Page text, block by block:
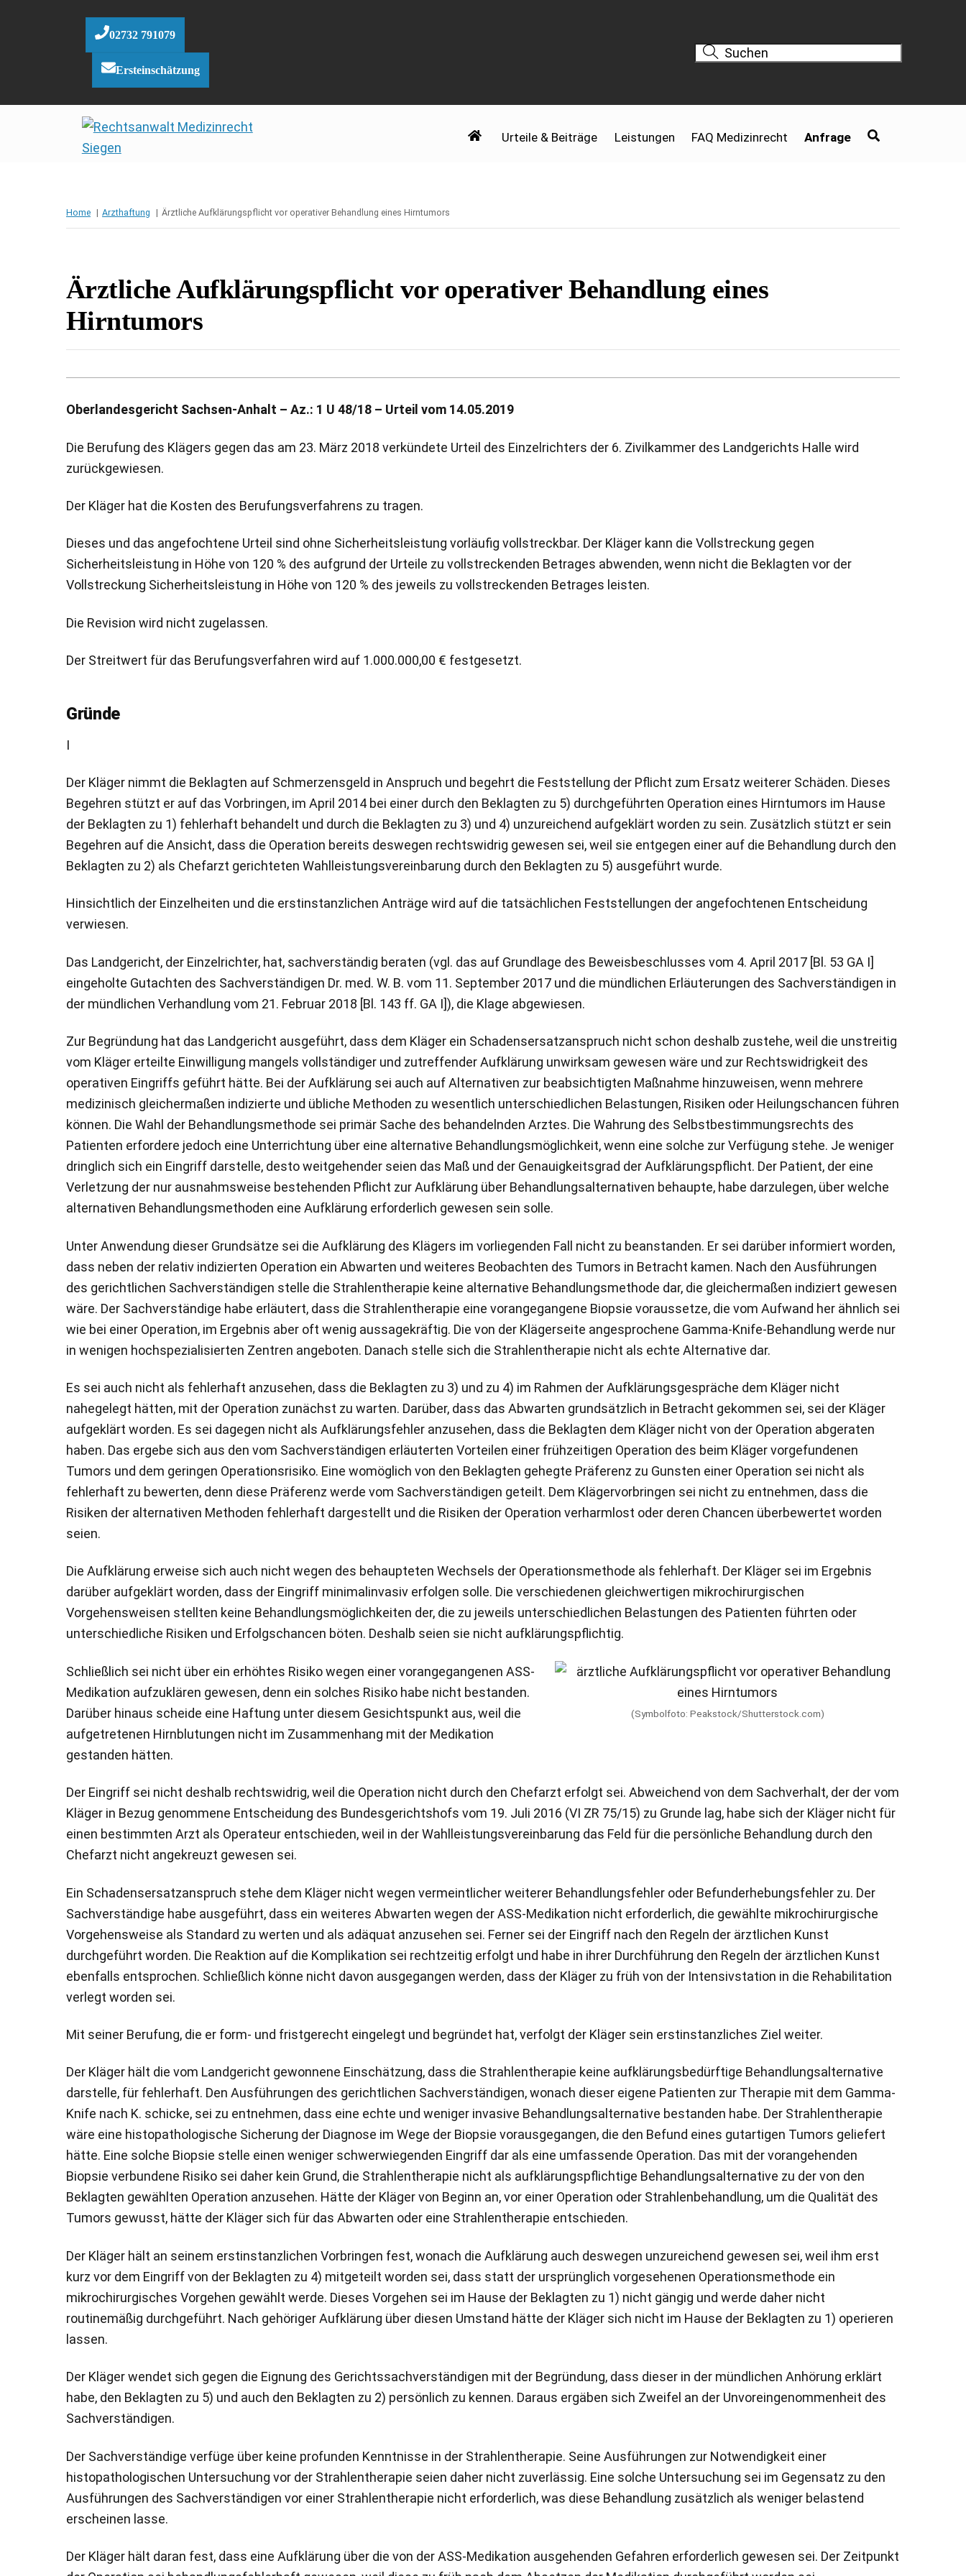
02732 791079
Ersteinschätzung
Urteile & Beiträge Leistungen FAQ Medizinrecht Anfrage
Home Arzthaftung Ärztliche Aufklärungspflicht vor operativer Behandlung eines Hirntumors
Ärztliche Aufklärungspflicht vor operativer Behandlung eines
Hirntumors
Oberlandesgericht Sachsen-Anhalt – Az.: 1 U 48/18 – Urteil vom 14.05.2019
Die Berufung des Klägers gegen das am 23. März 2018 verkündete Urteil des Einzelrichters der 6. Zivilkammer des Landgerichts Halle wird
zurückgewiesen.
Der Kläger hat die Kosten des Berufungsverfahrens zu tragen.
Dieses und das angefochtene Urteil sind ohne Sicherheitsleistung vorläufig vollstreckbar. Der Kläger kann die Vollstreckung gegen
Sicherheitsleistung in Höhe von 120 % des aufgrund der Urteile zu vollstreckenden Betrages abwenden, wenn nicht die Beklagten vor der
Vollstreckung Sicherheitsleistung in Höhe von 120 % des jeweils zu vollstreckenden Betrages leisten.
Die Revision wird nicht zugelassen.
Der Streitwert für das Berufungsverfahren wird auf 1.000.000,00 € festgesetzt.
Gründe
I
Der Kläger nimmt die Beklagten auf Schmerzensgeld in Anspruch und begehrt die Feststellung der Pflicht zum Ersatz weiterer Schäden. Dieses
Begehren stützt er auf das Vorbringen, im April 2014 bei einer durch den Beklagten zu 5) durchgeführten Operation eines Hirntumors im Hause
der Beklagten zu 1) fehlerhaft behandelt und durch die Beklagten zu 3) und 4) unzureichend aufgeklärt worden zu sein. Zusätzlich stützt er sein
Begehren auf die Ansicht, dass die Operation bereits deswegen rechtswidrig gewesen sei, weil sie entgegen einer auf die Behandlung durch den
Beklagten zu 2) als Chefarzt gerichteten Wahlleistungsvereinbarung durch den Beklagten zu 5) ausgeführt wurde.
Hinsichtlich der Einzelheiten und die erstinstanzlichen Anträge wird auf die tatsächlichen Feststellungen der angefochtenen Entscheidung
verwiesen.
Das Landgericht, der Einzelrichter, hat, sachverständig beraten (vgl. das auf Grundlage des Beweisbeschlusses vom 4. April 2017 [Bl. 53 GA I]
eingeholte Gutachten des Sachverständigen Dr. med. W. B. vom 11. September 2017 und die mündlichen Erläuterungen des Sachverständigen in
der mündlichen Verhandlung vom 21. Februar 2018 [Bl. 143 ff. GA I]), die Klage abgewiesen.
Zur Begründung hat das Landgericht ausgeführt, dass dem Kläger ein Schadensersatzanspruch nicht schon deshalb zustehe, weil die unstreitig
vom Kläger erteilte Einwilligung mangels vollständiger und zutreffender Aufklärung unwirksam gewesen wäre und zur Rechtswidrigkeit des
operativen Eingriffs geführt hätte. Bei der Aufklärung sei auch auf Alternativen zur beabsichtigten Maßnahme hinzuweisen, wenn mehrere
medizinisch gleichermaßen indizierte und übliche Methoden zu wesentlich unterschiedlichen Belastungen, Risiken oder Heilungschancen führen
können. Die Wahl der Behandlungsmethode sei primär Sache des behandelnden Arztes. Die Wahrung des Selbstbestimmungsrechts des
Patienten erfordere jedoch eine Unterrichtung über eine alternative Behandlungsmöglichkeit, wenn eine solche zur Verfügung stehe. Je weniger
dringlich sich ein Eingriff darstelle, desto weitgehender seien das Maß und der Genauigkeitsgrad der Aufklärungspflicht. Der Patient, der eine
Verletzung der nur ausnahmsweise bestehenden Pflicht zur Aufklärung über Behandlungsalternativen behaupte, habe darzulegen, über welche
alternativen Behandlungsmethoden eine Aufklärung erforderlich gewesen sein solle.
Unter Anwendung dieser Grundsätze sei die Aufklärung des Klägers im vorliegenden Fall nicht zu beanstanden. Er sei darüber informiert worden,
dass neben der relativ indizierten Operation ein Abwarten und weiteres Beobachten des Tumors in Betracht kamen. Nach den Ausführungen
des gerichtlichen Sachverständigen stelle die Strahlentherapie keine alternative Behandlungsmethode dar, die gleichermaßen indiziert gewesen
wäre. Der Sachverständige habe erläutert, dass die Strahlentherapie eine vorangegangene Biopsie voraussetze, die vom Aufwand her ähnlich sei
wie bei einer Operation, im Ergebnis aber oft wenig aussagekräftig. Die von der Klägerseite angesprochene Gamma-Knife-Behandlung werde nur
in wenigen hochspezialisierten Zentren angeboten. Danach stelle sich die Strahlentherapie nicht als echte Alternative dar.
Es sei auch nicht als fehlerhaft anzusehen, dass die Beklagten zu 3) und zu 4) im Rahmen der Aufklärungsgespräche dem Kläger nicht
nahegelegt hätten, mit der Operation zunächst zu warten. Darüber, dass das Abwarten grundsätzlich in Betracht gekommen sei, sei der Kläger
aufgeklärt worden. Es sei dagegen nicht als Aufklärungsfehler anzusehen, dass die Beklagten dem Kläger nicht von der Operation abgeraten
haben. Das ergebe sich aus den vom Sachverständigen erläuterten Vorteilen einer frühzeitigen Operation des beim Kläger vorgefundenen
Tumors und dem geringen Operationsrisiko. Eine womöglich von den Beklagten gehegte Präferenz zu Gunsten einer Operation sei nicht als
fehlerhaft zu bewerten, denn diese Präferenz werde vom Sachverständigen geteilt. Dem Klägervorbringen sei nicht zu entnehmen, dass die
Risiken der alternativen Methoden fehlerhaft dargestellt und die Risiken der Operation verharmlost oder deren Chancen überbewertet worden
seien.
Die Aufklärung erweise sich auch nicht wegen des behaupteten Wechsels der Operationsmethode als fehlerhaft. Der Kläger sei im Ergebnis
darüber aufgeklärt worden, dass der Eingriff minimalinvasiv erfolgen solle. Die verschiedenen gleichwertigen mikrochirurgischen
Vorgehensweisen stellten keine Behandlungsmöglichkeiten der, die zu jeweils unterschiedlichen Belastungen des Patienten führten oder
unterschiedliche Risiken und Erfolgschancen böten. Deshalb seien sie nicht aufklärungspflichtig.
(Symbolfoto: Peakstock/Shutterstock.com)
Schließlich sei nicht über ein erhöhtes Risiko wegen einer vorangegangenen ASS-
Medikation aufzuklären gewesen, denn ein solches Risiko habe nicht bestanden.
Darüber hinaus scheide eine Haftung unter diesem Gesichtspunkt aus, weil die
aufgetretenen Hirnblutungen nicht im Zusammenhang mit der Medikation
gestanden hätten.
Der Eingriff sei nicht deshalb rechtswidrig, weil die Operation nicht durch den Chefarzt erfolgt sei. Abweichend von dem Sachverhalt, der der vom
Kläger in Bezug genommene Entscheidung des Bundesgerichtshofs vom 19. Juli 2016 (VI ZR 75/15) zu Grunde lag, habe sich der Kläger nicht für
einen bestimmten Arzt als Operateur entschieden, weil in der Wahlleistungsvereinbarung das Feld für die persönliche Behandlung durch den
Chefarzt nicht angekreuzt gewesen sei.
Ein Schadensersatzanspruch stehe dem Kläger nicht wegen vermeintlicher weiterer Behandlungsfehler oder Befunderhebungsfehler zu. Der
Sachverständige habe ausgeführt, dass ein weiteres Abwarten wegen der ASS-Medikation nicht erforderlich, die gewählte mikrochirurgische
Vorgehensweise als Standard zu werten und als adäquat anzusehen sei. Ferner sei der Eingriff nach den Regeln der ärztlichen Kunst
durchgeführt worden. Die Reaktion auf die Komplikation sei rechtzeitig erfolgt und habe in ihrer Durchführung den Regeln der ärztlichen Kunst
ebenfalls entsprochen. Schließlich könne nicht davon ausgegangen werden, dass der Kläger zu früh von der Intensivstation in die Rehabilitation
verlegt worden sei.
Mit seiner Berufung, die er form- und fristgerecht eingelegt und begründet hat, verfolgt der Kläger sein erstinstanzliches Ziel weiter.
Der Kläger hält die vom Landgericht gewonnene Einschätzung, dass die Strahlentherapie keine aufklärungsbedürftige Behandlungsalternative
darstelle, für fehlerhaft. Den Ausführungen des gerichtlichen Sachverständigen, wonach dieser eigene Patienten zur Therapie mit dem Gamma-
Knife nach K. schicke, sei zu entnehmen, dass eine echte und weniger invasive Behandlungsalternative bestanden habe. Der Strahlentherapie
wäre eine histopathologische Sicherung der Diagnose im Wege der Biopsie vorausgegangen, die den Befund eines gutartigen Tumors geliefert
hätte. Eine solche Biopsie stelle einen weniger schwerwiegenden Eingriff dar als eine umfassende Operation. Das mit der vorangehenden
Biopsie verbundene Risiko sei daher kein Grund, die Strahlentherapie nicht als aufklärungspflichtige Behandlungsalternative zu der von den
Beklagten gewählten Operation anzusehen. Hätte der Kläger von Beginn an, vor einer Operation oder Strahlenbehandlung, um die Qualität des
Tumors gewusst, hätte der Kläger sich für das Abwarten oder eine Strahlentherapie entschieden.
Der Kläger hält an seinem erstinstanzlichen Vorbringen fest, wonach die Aufklärung auch deswegen unzureichend gewesen sei, weil ihm erst
kurz vor dem Eingriff von der Beklagten zu 4) mitgeteilt worden sei, dass statt der ursprünglich vorgesehenen Operationsmethode ein
mikrochirurgisches Vorgehen gewählt werde. Dieses Vorgehen sei im Hause der Beklagten zu 1) nicht gängig und werde daher nicht
routinemäßig durchgeführt. Nach gehöriger Aufklärung über diesen Umstand hätte der Kläger sich nicht im Hause der Beklagten zu 1) operieren
lassen.
Der Kläger wendet sich gegen die Eignung des Gerichtssachverständigen mit der Begründung, dass dieser in der mündlichen Anhörung erklärt
habe, den Beklagten zu 5) und auch den Beklagten zu 2) persönlich zu kennen. Daraus ergäben sich Zweifel an der Unvoreingenommenheit des
Sachverständigen.
Der Sachverständige verfüge über keine profunden Kenntnisse in der Strahlentherapie. Seine Ausführungen zur Notwendigkeit einer
histopathologischen Untersuchung vor der Strahlentherapie seien daher nicht zuverlässig. Eine solche Untersuchung sei im Gegensatz zu den
Ausführungen des Sachverständigen vor einer Strahlentherapie nicht erforderlich, was diese Behandlung zusätzlich als weniger belastend
erscheinen lasse.
Der Kläger hält daran fest, dass eine Aufklärung über die von der ASS-Medikation ausgehenden Gefahren erforderlich gewesen sei. Der Zeitpunkt